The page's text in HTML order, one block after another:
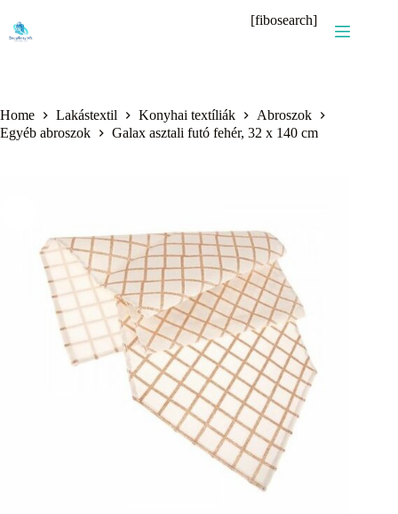
content
[fibosearch]
Home Lakástextil Konyhai textíliák
Abroszok
Egyéb abroszok
Galax asztali futó fehér, 32 x 140 cm